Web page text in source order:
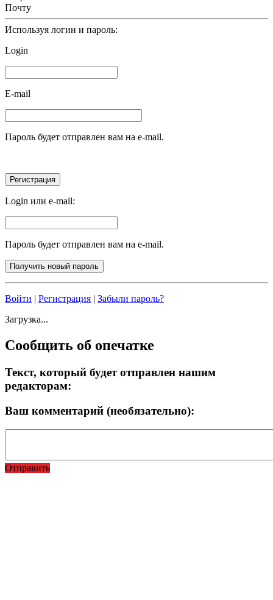
Почту
Используя логин и пароль:
Login
E-mail
Пароль будет отправлен вам на e-mail.
Login или e-mail:
Пароль будет отправлен вам на e-mail.
Войти | Регистрация | Забыли пароль?
Загрузка...
Сообщить об опечатке
Текст, который будет отправлен нашим
редакторам:
Ваш комментарий (необязательно):
Отправить